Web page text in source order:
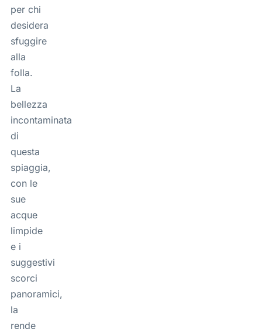
per chi
desidera
sfuggire
alla
folla.
La
bellezza
incontaminata
di
questa
spiaggia,
con le
sue
acque
limpide
e i
suggestivi
scorci
panoramici,
la
rende